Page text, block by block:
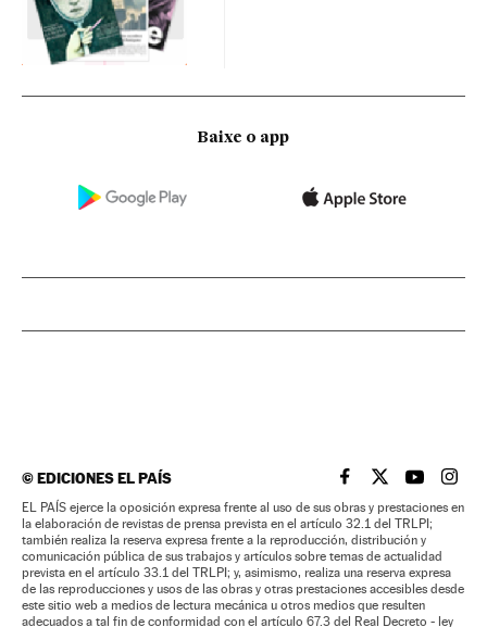
Baixe o app
©EDICIONES EL PAÍS EL PAÍS BRASIL EN
EL PAÍSEL PAÍS
EL
EL PAÍS ejerce la oposición expresa frente al uso de sus obras y prestaciones en
la elaboración de revistas de prensa prevista en el artículo 32.1 del TRLPI;
también realiza la reserva expresa frente a la reproducción, distribución y
comunicación pública de sus trabajos y artículos sobre temas de actualidad
prevista en el artículo 33.1 del TRLPI; y, asimismo, realiza una reserva expresa
de las reproducciones y usos de las obras y otras prestaciones accesibles desde
este sitio web a medios de lectura mecánica u otros medios que resulten
adecuados a tal fin de conformidad con el artículo 67.3 del Real Decreto - ley